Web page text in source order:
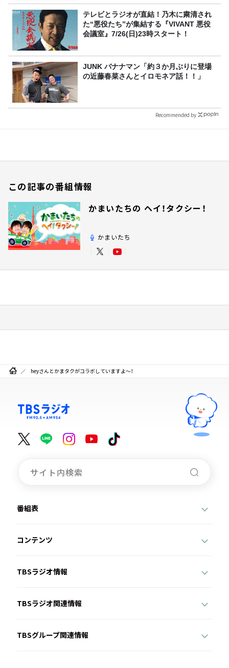
テレビとラジオが直結！乃木に粛清され
た“悪役たち”が集結する『VIVANT 悪役
会議室』7/26(日)23時スタート！
JUNK バナナマン「約３か月ぶりに登場
の近藤春菜さんとイロモネア話！！」
Recommended by
この記事の番組情報
かまいたちの ヘイ！タクシー！
かまいたち
heyさんとかまタクがコラボしていますよ～！
番組表
コンテンツ
TBSラジオ情報
TBSラジオ関連情報
TBSグループ関連情報